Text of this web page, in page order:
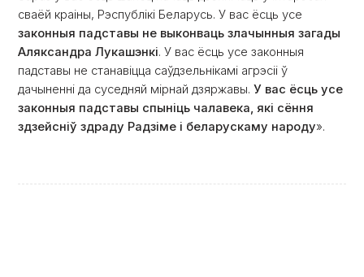
сваёй краіны, Рэспублікі Беларусь. У вас ёсць усе
законныя падставы не выконваць злачынныя загады
Аляксандра Лукашэнкі. У вас ёсць усе законныя
падставы не станавіцца саўдзельнікамі агрэсіі ў
дачыненні да суседняй мірнай дзяржавы.У вас ёсць усе
законныя падставы спыніць чалавека, які сёння
здзейсніў здраду Радзіме і беларускаму народу».